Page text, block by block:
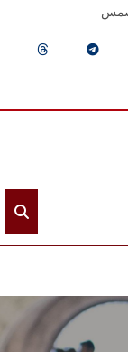
شمس
الرئيسيـة